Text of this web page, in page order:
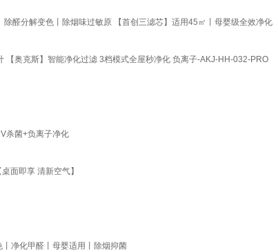
醛分解变色丨除烟味过敏原 【首创三滤芯】适用45㎡丨母婴级全效净化
奥克斯】智能净化过滤 3档模式全屋秒净化 负离子-AKJ-HH-032-PRO
杀菌+负离子净化
面即享 清新空气】
净化甲醛丨母婴适用丨除烟抑菌